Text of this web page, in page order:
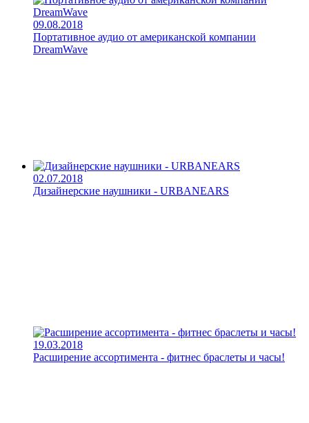
09.08.2018
Портативное аудио от американской компании
DreamWave
02.07.2018
Дизайнерские наушники - URBANEARS
19.03.2018
Расширение ассортимента - фитнес браслеты и часы!